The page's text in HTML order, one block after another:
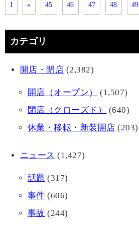
1 « 45 46 47 48 49
カテゴリ
開店・閉店 (2,382)
開店（オープン）
(1,507)
閉店（クローズド）
(640)
休業・移転・新装開店 (203)
ニュース (1,427)
話題 (317)
事件 (606)
事故 (244)